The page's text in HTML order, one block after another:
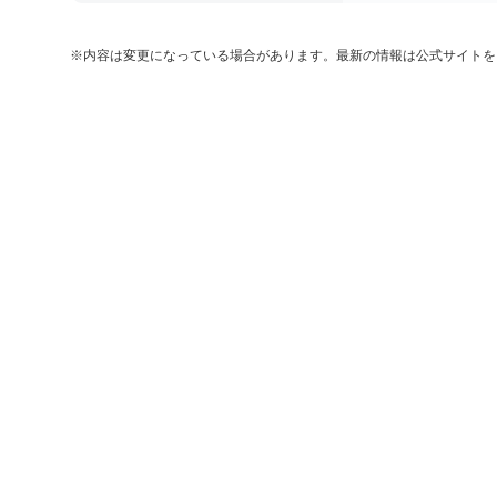
※内容は変更になっている場合があります。最新の情報は公式サイトを